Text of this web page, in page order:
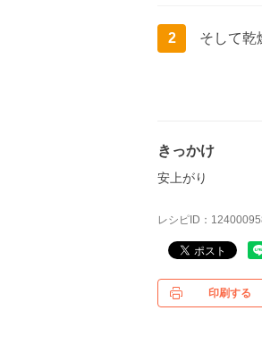
2 そして乾
きっかけ
安上がり
レシピID：
印刷する